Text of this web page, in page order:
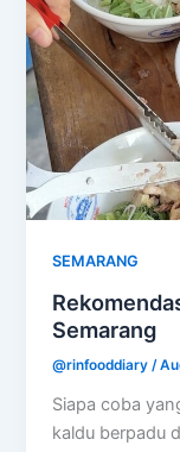
SEMARANG
Semarang
@rinfooddiary/
Siapa coba
kaldu berpadu